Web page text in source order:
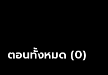
ตอนทั้งหมด (0)